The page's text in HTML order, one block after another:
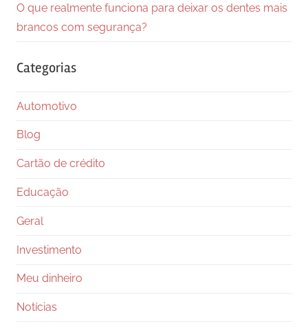
O que realmente funciona para deixar os dentes mais
brancos com segurança?
Categorias
Automotivo
Blog
Cartão de crédito
Educação
Geral
Investimento
Meu dinheiro
Notícias